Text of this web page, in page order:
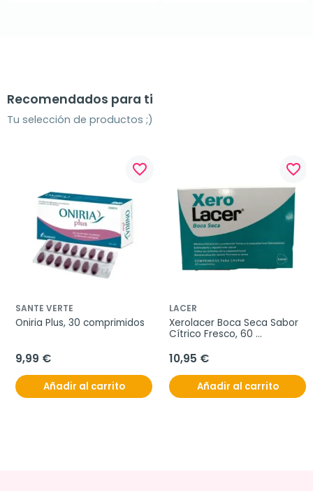
Recomendados para ti
Tu selección de productos ;)
favorite_border
SANTE VERTE
Oniria Plus, 30 comprimidos
9,99 €
Añadir al carrito
favorite_border
LACER
Xerolacer Boca Seca Sabor
Cítrico Fresco, 60
10,95 €
Añadir al carrito